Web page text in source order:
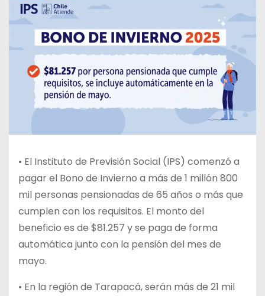
• El Instituto de Previsión Social (IPS) comenzó a
pagar el Bono de Invierno a más de 1 millón 800
mil personas pensionadas de 65 años o más que
cumplen con los requisitos. El monto del
beneficio es de $81.257 y se paga de forma
automática junto con la pensión del mes de
mayo.
• En la región de Tarapacá, serán más de 21 mil